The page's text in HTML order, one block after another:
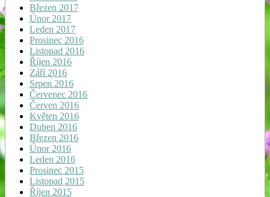
Březen 2017
Únor 2017
Leden 2017
Prosinec 2016
Listopad 2016
Říjen 2016
Září 2016
Srpen 2016
Červenec 2016
Červen 2016
Květen 2016
Duben 2016
Březen 2016
Únor 2016
Leden 2016
Prosinec 2015
Listopad 2015
Říjen 2015